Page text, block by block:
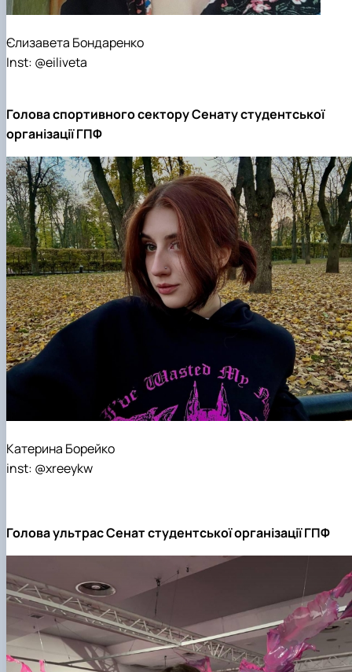
Єлизавета Бондаренко
Inst: @eiliveta
Голова спортивного сектору Сенату студентської
організації ГПФ
Катерина Борейко
inst: @xreeykw
Голова ультрас Сенат студентської організації ГПФ